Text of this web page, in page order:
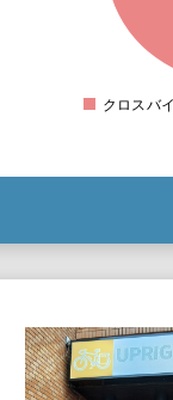
クロスバ